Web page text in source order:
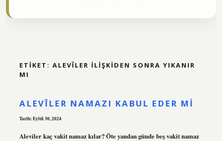
ETIKET: ALEVÎLER ILIŞKIDEN SONRA YIKANIR
MI
ALEVÎLER NAMAZI KABUL EDER MI
Tarih: Eylül 30, 2024
Aleviler kaç vakit namaz kılar? Öte yandan günde beş vakit namaz